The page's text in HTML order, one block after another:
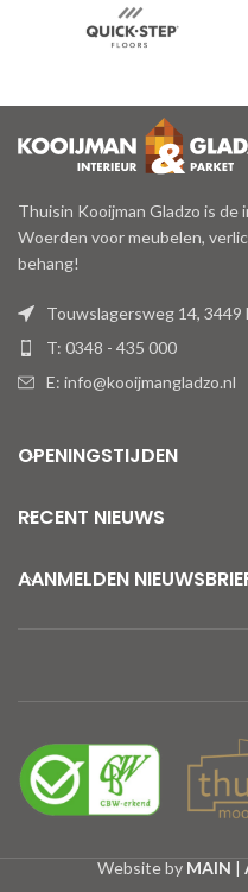
Thuisin Kooijman Gladzo is
Woerden voor meubelen,
behang!
Touwslagersweg 14, 3449
T: 0348 - 435 000
E: info@kooijmangladzo.nl
OPENINGSTIJDEN
RECENT NIEUWS
AANMELDEN
Website by MAIN |